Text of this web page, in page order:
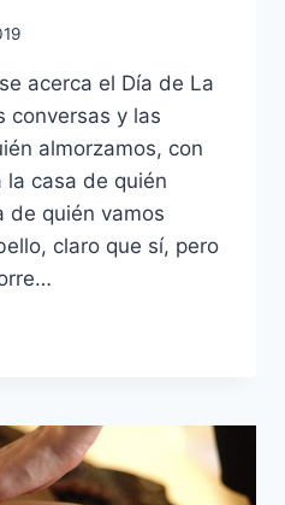
acerca el Día de La
conversas y las
almorzamos, con
la casa de quién
de quién vamos
claro que sí, pero